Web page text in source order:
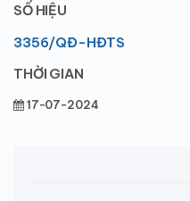
SỐ HIỆU
3356/QĐ-HĐTS
THỜI GIAN
17-07-2024